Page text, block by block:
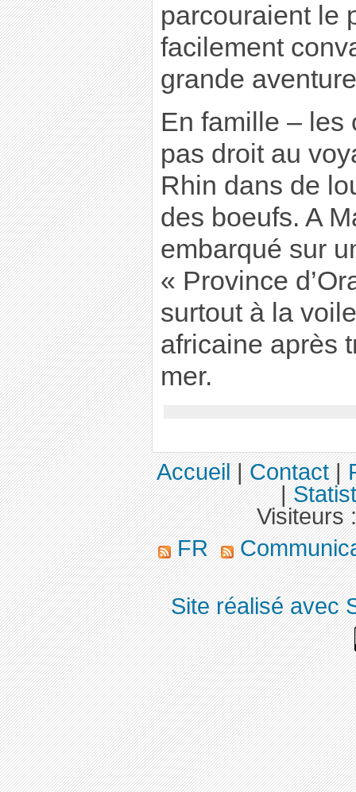
parcouraient le
facilement
grande
En famille – les
pas droit au
Rhin dans de
des boeufs. A
embarqué sur
« Province
surtout à la
africaine après
mer.
Accueil|Contact|
|
Visiteurs
FR
Site réalisé avec